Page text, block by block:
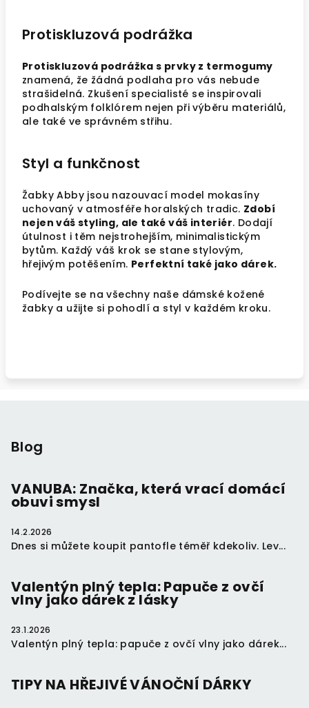
Protiskluzová podrážka
Protiskluzová podrážka s prvky z termogumy
znamená, že žádná podlaha pro vás nebude
strašidelná. Zkušení specialisté se inspirovali
podhalským folklórem nejen při výběru materiálů,
ale také ve správném střihu.
Styl a funkčnost
Žabky Abby jsou nazouvací model mokasíny
uchovaný v atmosféře horalských tradic. Zdobí
nejen váš styling, ale také váš interiér. Dodají
útulnost i těm nejstrohejším, minimalistickým
bytům. Každý váš krok se stane stylovým,
hřejivým potěšením. Perfektní také jako dárek.
Podívejte se na všechny naše dámské kožené
žabky a užijte si pohodlí a styl v každém kroku.
Blog
VANUBA: Značka, která vrací domácí
obuvi smysl
14.2.2026
Dnes si můžete koupit pantofle téměř kdekoliv. Lev...
Valentýn plný tepla: Papuče z ovčí
vlny jako dárek z lásky
23.1.2026
Valentýn plný tepla: papuče z ovčí vlny jako dárek...
TIPY NA HŘEJIVÉ VÁNOČNÍ DÁRKY